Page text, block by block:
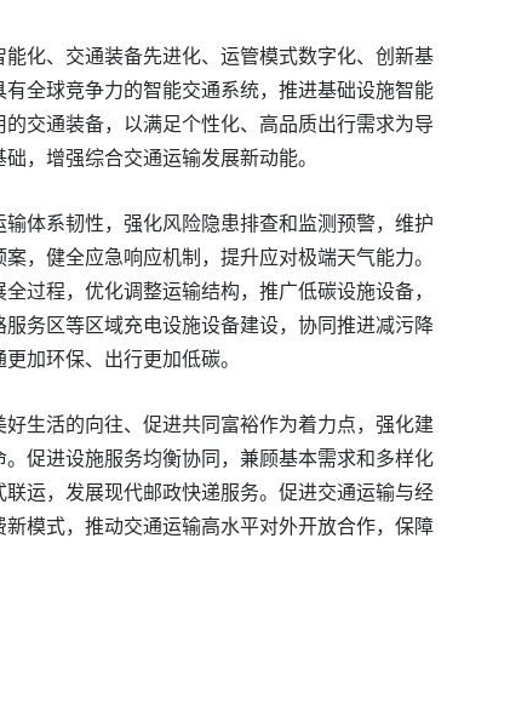
化、交通装备先进化、运管模式数字化、创新基
全球竞争力的智能交通系统，推进基础设施智能
交通装备，以满足个性化、高品质出行需求为导
，增强综合交通运输发展新动能。
体系韧性，强化风险隐患排查和监测预警，维护
，健全应急响应机制，提升应对极端天气能力。
过程，优化调整运输结构，推广低碳设施设备，
务区等区域充电设施设备建设，协同推进减污降
加环保、出行更加低碳。
生活的向往、促进共同富裕作为着力点，强化建
促进设施服务均衡协同，兼顾基本需求和多样化
运，发展现代邮政快递服务。促进交通运输与经
模式，推动交通运输高水平对外开放合作，保障